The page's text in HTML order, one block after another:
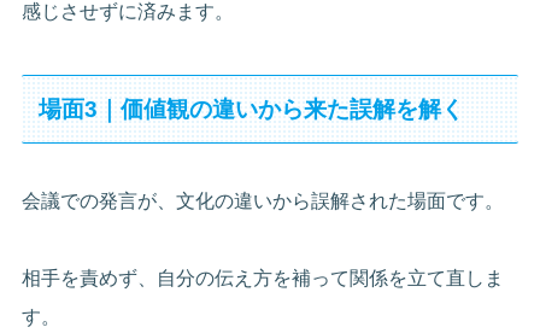
感じさせずに済みます。
場面3｜価値観の違いから来た誤解を解く
会議での発言が、文化の違いから誤解された場面です。
相手を責めず、自分の伝え方を補って関係を立て直しま
す。